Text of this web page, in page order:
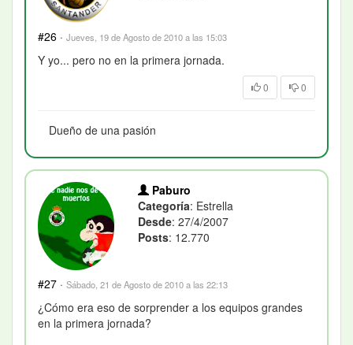
#26 · Jueves, 19 de Agosto de 2010 a las 15:03
Y yo... pero no en la primera jornada.
0 0
Dueño de una pasión
Paburo
Categoría: Estrella
Desde: 27/4/2007
Posts: 12.770
#27 · Sábado, 21 de Agosto de 2010 a las 22:13
¿Cómo era eso de sorprender a los equipos grandes
en la primera jornada?